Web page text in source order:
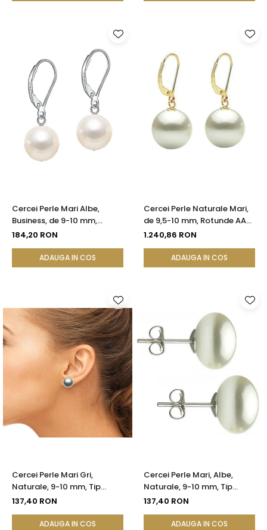
Cercei Perle Mari Albe,
Business, de 9-10 mm,
Tortiță Închisă, Argint 925 -
184,20 RON
ADAUGA IN COS
Cercei Perle Naturale Mari,
de 9,5-10 mm, Rotunde AAA,
Aur 14K (aur 585) |
1.240,86 RON
ADAUGA IN COS
Cercei Perle Mari Gri,
Naturale, 9-10 mm, Tip
Șurub, Argint 925 - Calitate
137,40 RON
ADAUGA IN COS
Cercei Perle Mari, Albe,
Naturale, 9-10 mm, Tip
Șurub, Argint 925 - Calitate
137,40 RON
ADAUGA IN COS